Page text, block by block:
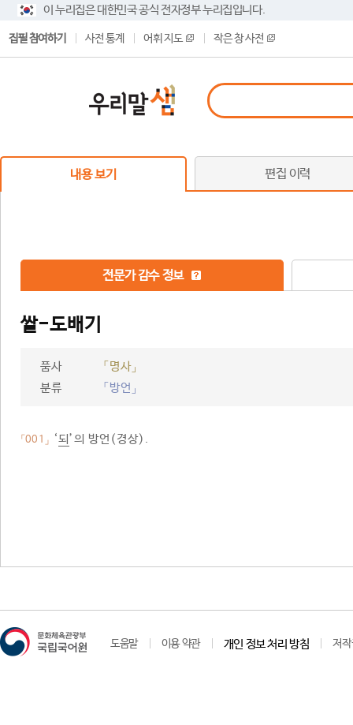
이 누리집은 대한민국 공식 전자정부 누리집입니다.
집필 참여하기 사전 통계 어휘 지도 작은 창 사전
내용 보기 편집 이력
전문가 감수 정보
쌀-도배기
품사
「명사」
분류
「방언」
「001」 ‘되 ’의 방언(경상).
도움말 이용 약관 개인 정보 처리 방침 저